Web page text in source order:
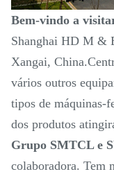
Bem-vindo a
Shanghai HD M &
Xangai,
vários outros
tipos de máquinas-
dos produtos
Grupo SMTCL e
colaboradora. Tem